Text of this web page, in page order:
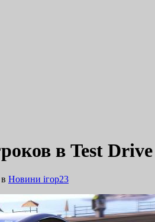
в Test
в Новини ігор23